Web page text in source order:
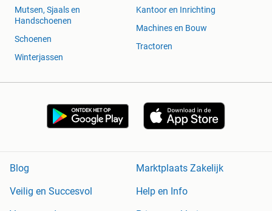
Mutsen, Sjaals en
Handschoenen
Schoenen
Winterjassen
Kantoor en Inrichting
Machines en Bouw
Tractoren
Blog
Marktplaats Zakelijk
Veilig en Succesvol
Help en Info